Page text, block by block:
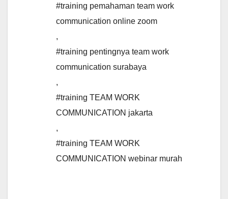
#training pemahaman team work
communication online zoom
,
#training pentingnya team work
communication surabaya
,
#training TEAM WORK
COMMUNICATION jakarta
,
#training TEAM WORK
COMMUNICATION webinar murah